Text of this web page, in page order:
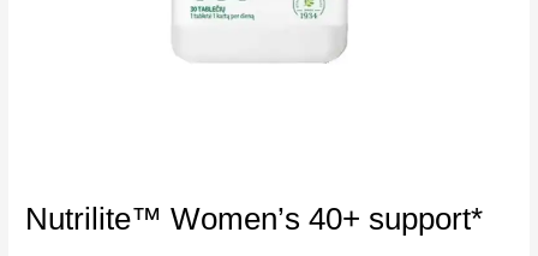
Nutrilite™ Women’s 40+ support*